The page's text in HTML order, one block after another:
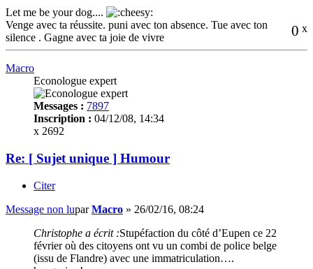
Let me be your dog....
0 x
Venge avec ta réussite. puni avec ton absence. Tue avec ton
silence . Gagne avec ta joie de vivre
Macro
Econologue expert
Messages : 7897
Inscription : 04/12/08, 14:34
x 2692
Re: [ Sujet unique ] Humour
Citer
Message non luparMacro » 26/02/16, 08:24
Christophe a écrit :Stupéfaction du côté d’Eupen ce 22
février où des citoyens ont vu un combi de police belge
(issu de Flandre) avec une immatriculation….